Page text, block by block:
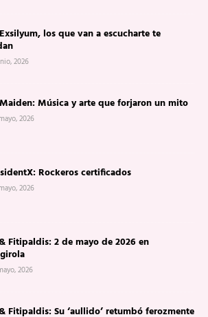
los que van a escucharte te
2026
Música y arte que forjaron un mito
2026
Rockeros certificados
2026
Fitipaldis: 2 de mayo de 2026 en
2026
Fitipaldis: Su ‘aullido’ retumbó ferozmente